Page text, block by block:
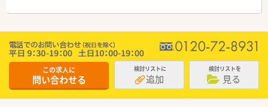
この求人に
問い合わせる
検討リストに
追加
検討リストを
見る